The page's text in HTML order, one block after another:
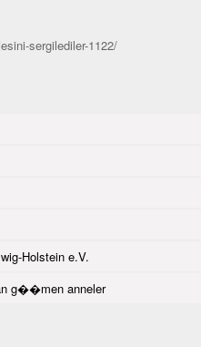
sergilediler-1122/
Holstein e.V.
g��men anneler